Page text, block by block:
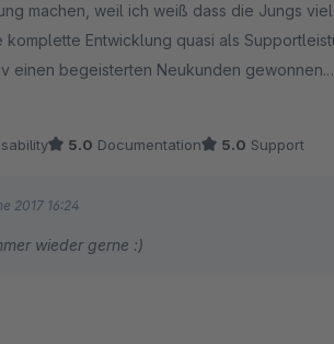
machen, weil ich weiß dass die Jungs
komplette Entwicklung quasi als
einen begeisterten Neukunden gewonnen.
5.0 Documentation 5.0 Support
2017 16:24
wieder gerne :)